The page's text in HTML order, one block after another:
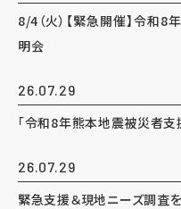
8/4（火）【緊急開催】令和
明会
26.07.29
「令和8年熊本地震被災者支
26.07.29
緊急支援＆現地ニーズ調査